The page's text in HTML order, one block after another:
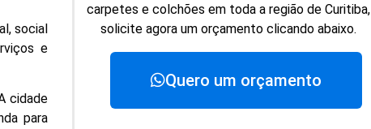
social
e
cidade
para
carpetes e colchões em toda a região de Curitiba,
solicite agora um orçamento clicando abaixo.
Quero um orçamento